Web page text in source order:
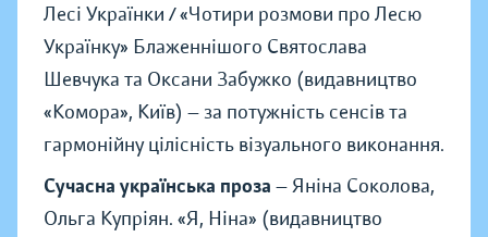
Лесі Українки /«Чотири розмови про Лесю
Українку» Блаженнішого Святослава
Шевчука та Оксани Забужко (видавництво
«Комора», Київ) — за потужність сенсів та
гармонійну цілісність візуального виконання.
Сучасна українська проза — Яніна Соколова,
Ольга Купріян. «Я, Ніна» (видавництво